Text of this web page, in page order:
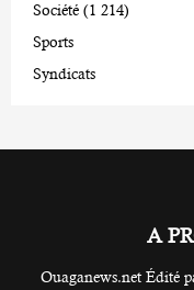
Société (1 214)
Sports
Syndicats
A
Ouaganews.net Édité